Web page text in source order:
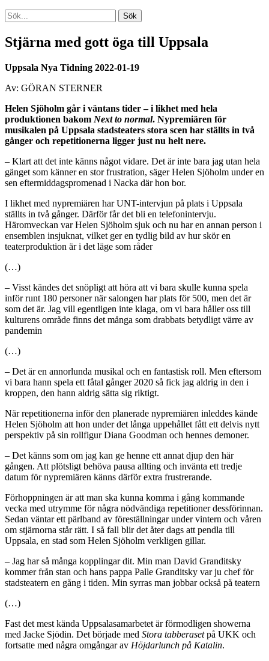
Search
Sök
efter:
[label]
Stjärna med gott öga till Uppsala
Uppsala Nya Tidning 2022-01-19
Av: GÖRAN STERNER
Helen Sjöholm går i väntans tider – i likhet med hela
produktionen bakom Next to normal. Nypremiären för
musikalen på Uppsala stadsteaters stora scen har ställts in två
gånger och repetitionerna ligger just nu helt nere.
– Klart att det inte känns något vidare. Det är inte bara jag utan hela
gänget som känner en stor frustration, säger Helen Sjöholm under en
sen eftermiddagspromenad i Nacka där hon bor.
I likhet med nypremiären har UNT-intervjun på plats i Uppsala
ställts in två gånger. Därför får det bli en telefonintervju.
Häromveckan var Helen Sjöholm sjuk och nu har en annan person i
ensemblen insjuknat, vilket ger en tydlig bild av hur skör en
teaterproduktion är i det läge som råder
(…)
– Visst kändes det snöpligt att höra att vi bara skulle kunna spela
inför runt 180 personer när salongen har plats för 500, men det är
som det är. Jag vill egentligen inte klaga, om vi bara håller oss till
kulturens område finns det många som drabbats betydligt värre av
pandemin
(…)
– Det är en annorlunda musikal och en fantastisk roll. Men eftersom
vi bara hann spela ett fåtal gånger 2020 så fick jag aldrig in den i
kroppen, den hann aldrig sätta sig riktigt.
När repetitionerna inför den planerade nypremiären inleddes kände
Helen Sjöholm att hon under det långa uppehållet fått ett delvis nytt
perspektiv på sin rollfigur Diana Goodman och hennes demoner.
– Det känns som om jag kan ge henne ett annat djup den här
gången. Att plötsligt behöva pausa allting och invänta ett tredje
datum för nypremiären känns därför extra frustrerande.
Förhoppningen är att man ska kunna komma i gång kommande
vecka med utrymme för några nödvändiga repetitioner dessförinnan.
Sedan väntar ett pärlband av föreställningar under vintern och våren
om stjärnorna står rätt. I så fall blir det åter dags att pendla till
Uppsala, en stad som Helen Sjöholm verkligen gillar.
– Jag har så många kopplingar dit. Min man David Granditsky
kommer från stan och hans pappa Palle Granditsky var ju chef för
stadsteatern en gång i tiden. Min syrras man jobbar också på teatern
(…)
Fast det mest kända Uppsalasamarbetet är förmodligen showerna
med Jacke Sjödin. Det började med Stora tabberasetpå UKK och
fortsatte med några omgångar av Höjdarlunch på Katalin.